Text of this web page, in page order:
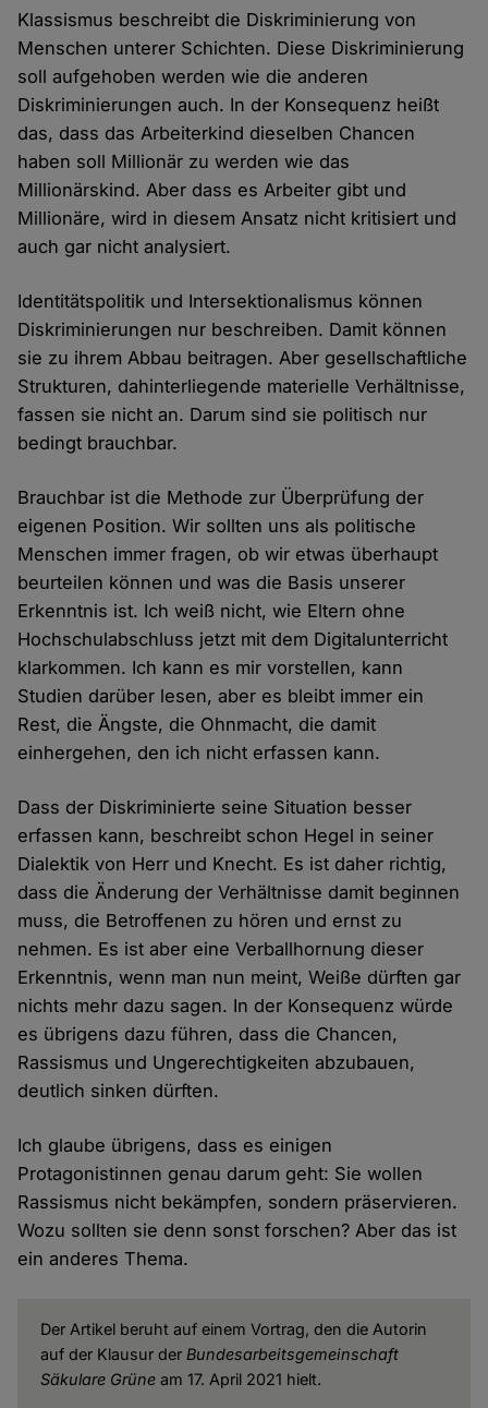
Klassismus beschreibt die Diskriminierung von
Menschen unterer Schichten. Diese Diskriminierung
soll aufgehoben werden wie die anderen
Diskriminierungen auch. In der Konsequenz heißt
das, dass das Arbeiterkind dieselben Chancen
haben soll Millionär zu werden wie das
Millionärskind. Aber dass es Arbeiter gibt und
Millionäre, wird in diesem Ansatz nicht kritisiert und
auch gar nicht analysiert.
Identitätspolitik und Intersektionalismus können
Diskriminierungen nur beschreiben. Damit können
sie zu ihrem Abbau beitragen. Aber gesellschaftliche
Strukturen, dahinterliegende materielle Verhältnisse,
fassen sie nicht an. Darum sind sie politisch nur
bedingt brauchbar.
Brauchbar ist die Methode zur Überprüfung der
eigenen Position. Wir sollten uns als politische
Menschen immer fragen, ob wir etwas überhaupt
beurteilen können und was die Basis unserer
Erkenntnis ist. Ich weiß nicht, wie Eltern ohne
Hochschulabschluss jetzt mit dem Digitalunterricht
klarkommen. Ich kann es mir vorstellen, kann
Studien darüber lesen, aber es bleibt immer ein
Rest, die Ängste, die Ohnmacht, die damit
einhergehen, den ich nicht erfassen kann.
Dass der Diskriminierte seine Situation besser
erfassen kann, beschreibt schon Hegel in seiner
Dialektik von Herr und Knecht. Es ist daher richtig,
dass die Änderung der Verhältnisse damit beginnen
muss, die Betroffenen zu hören und ernst zu
nehmen. Es ist aber eine Verballhornung dieser
Erkenntnis, wenn man nun meint, Weiße dürften gar
nichts mehr dazu sagen. In der Konsequenz würde
es übrigens dazu führen, dass die Chancen,
Rassismus und Ungerechtigkeiten abzubauen,
deutlich sinken dürften.
Ich glaube übrigens, dass es einigen
Protagonistinnen genau darum geht: Sie wollen
Rassismus nicht bekämpfen, sondern präservieren.
Wozu sollten sie denn sonst forschen? Aber das ist
ein anderes Thema.
Der Artikel beruht auf einem Vortrag, den die Autorin
auf der Klausur der Bundesarbeitsgemeinschaft
Säkulare Grüneam 17. April 2021 hielt.